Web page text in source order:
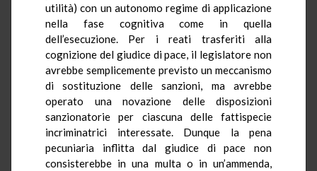
utilità) con un autonomo regime di applicazione
nella fase cognitiva come in quella
dell’esecuzione. Per i reati trasferiti alla
cognizione del giudice di pace, il legislatore non
avrebbe semplicemente previsto un meccanismo
di sostituzione delle sanzioni, ma avrebbe
operato una novazione delle disposizioni
sanzionatorie per ciascuna delle fattispecie
incriminatrici interessate. Dunque la pena
pecuniaria inflitta dal giudice di pace non
consisterebbe in una multa o in un’ammenda,